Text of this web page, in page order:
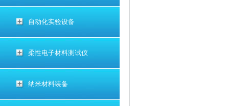
自动化实验设备
柔性电子材料测试仪
纳米材料装备